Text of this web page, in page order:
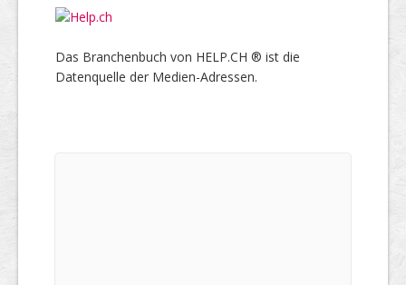
Das Branchenbuch von HELP.CH ® ist die
Datenquelle der Medien-Adressen.